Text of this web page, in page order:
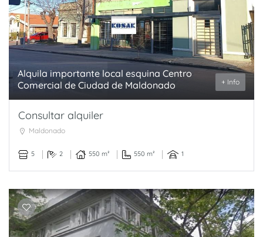
Alquila importante local esquina Centro
Comercial de Ciudad de Maldonado
+ Info
Consultar alquiler
Maldonado
5 2 550 m² 550 m² 1